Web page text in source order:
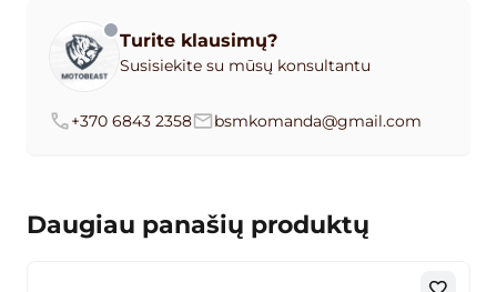
Turite klausimų?
Susisiekite su mūsų konsultantu
+370 6843 2358 bsmkomanda@gmail.com
Daugiau panašių produktų